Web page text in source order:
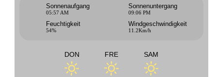
Sonnenaufgang
05:57 AM
Sonnenuntergang
09:06 PM
Feuchtigkeit
54%
Windgeschwindigkeit
11.2Km/h
DON FRE SAM